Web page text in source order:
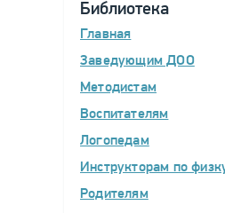
Библиотека
Главная
Заведующим ДОО
Методистам
Воспитателям
Логопедам
Инструкторам по
Родителям